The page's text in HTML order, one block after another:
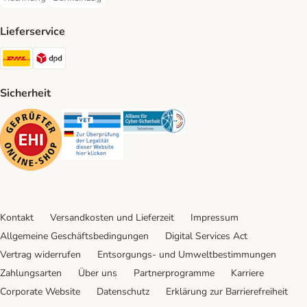
Rechnung Payment Method
Bankeinzug Payment Method
Lieferservice
DHL Shipping Method
Sicherheit
Security Security Security
Kontakt Versandkosten und Lieferzeit
Impressum
Allgemeine Geschäftsbedingungen
Digital Services Act
Vertrag widerrufen
Entsorgungs- und Umweltbestimmungen
Zahlungsarten
Über uns Partnerprogramme
Karriere
Corporate Website
Datenschutz Erklärung zur Barrierefreiheit